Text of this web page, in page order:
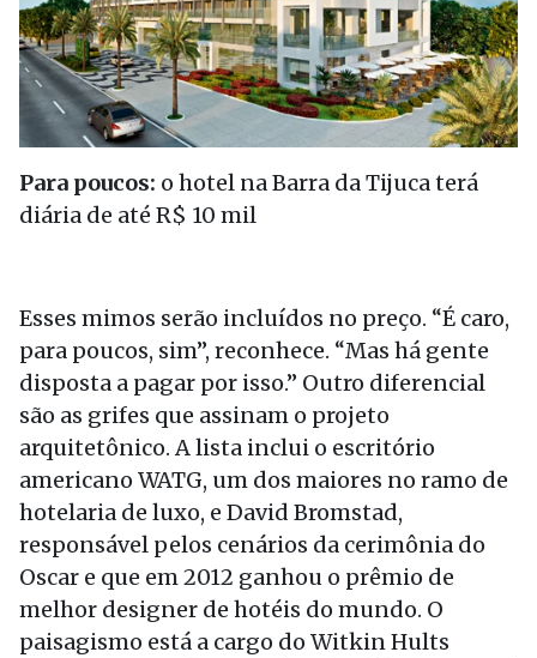
Para poucos: o hotel na Barra da Tijuca terá
diária de até R$ 10 mil
Esses mimos serão incluídos no preço. “É caro,
para poucos, sim”, reconhece. “Mas há gente
disposta a pagar por isso.” Outro diferencial
são as grifes que assinam o projeto
arquitetônico. A lista inclui o escritório
americano WATG, um dos maiores no ramo de
hotelaria de luxo, e David Bromstad,
responsável pelos cenários da cerimônia do
Oscar e que em 2012 ganhou o prêmio de
melhor designer de hotéis do mundo. O
paisagismo está a cargo do Witkin Hults